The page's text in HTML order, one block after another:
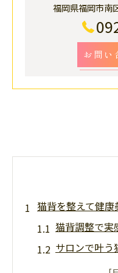
福岡県福岡市南
お問い
猫背を整えて健
猫背調整で実
サロンで叶う